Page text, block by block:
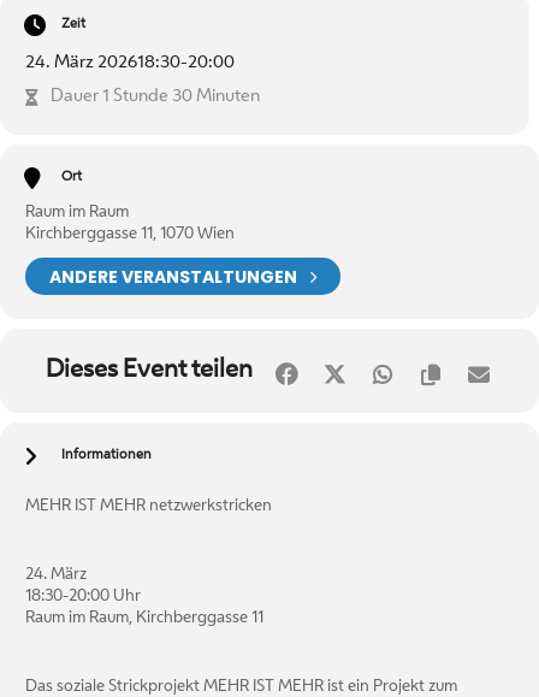
Zeit
24. März 202618:30-20:00
Dauer 1 Stunde 30 Minuten
Ort
Raum im Raum
Kirchberggasse 11, 1070 Wien
ANDERE VERANSTALTUNGEN
Dieses Event teilen
Informationen
MEHR IST MEHR netzwerkstricken
24. März
18:30-20:00 Uhr
Raum im Raum, Kirchberggasse 11
Das soziale Strickprojekt MEHR IST MEHR ist ein Projekt zum